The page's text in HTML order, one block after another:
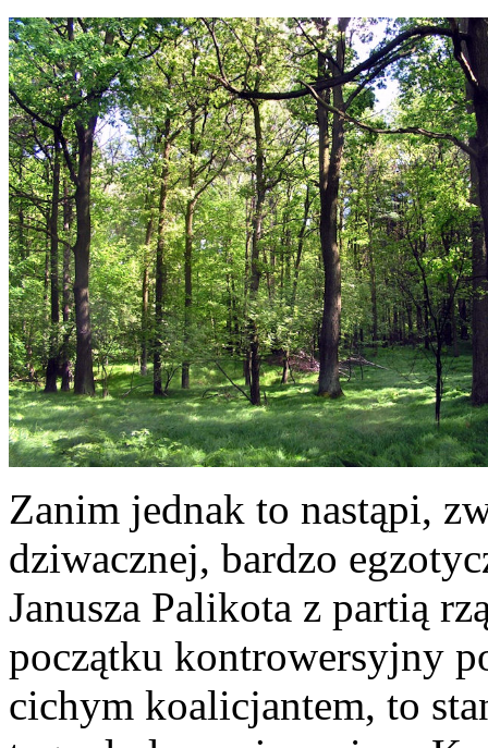
Zanim jednak to nastąpi,
dziwacznej, bardzo
Janusza Palikota z partią
początku kontrowersyjny
cichym koalicjantem, to